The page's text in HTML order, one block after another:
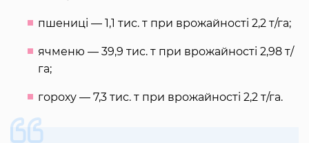
пшениці — 1,1 тис. т при врожайності 2,2 т/га;
ячменю — 39,9 тис. т при врожайності 2,98 т/
га;
гороху — 7,3 тис. т при врожайності 2,2 т/га.